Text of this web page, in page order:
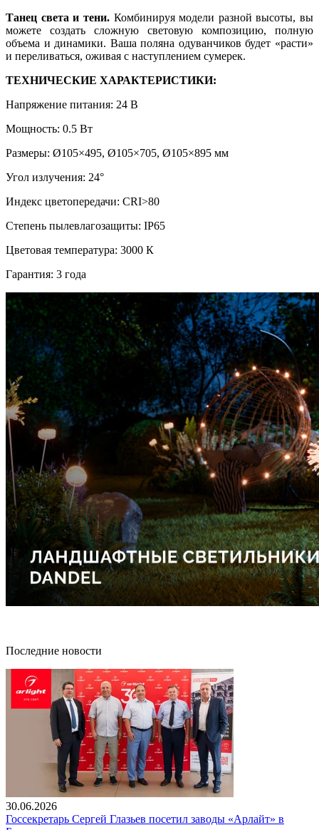
Танец света и тени.Комбинируя модели разной высоты, вы
можете создать сложную световую композицию, полную
объема и динамики. Ваша поляна одуванчиков будет «расти»
и переливаться, оживая с наступлением сумерек.
ТЕХНИЧЕСКИЕ ХАРАКТЕРИСТИКИ:
Напряжение питания: 24 В
Мощность: 0.5 Вт
Размеры: Ø105×495, Ø105×705, Ø105×895 мм
Угол излучения: 24°
Индекс цветопередачи: CRI>80
Степень пылевлагозащиты: IP65
Цветовая температура: 3000 К
Гарантия: 3 года
Последние новости
30.06.2026
Госсекретарь Сергей Глазьев посетил заводы «Арлайт» в